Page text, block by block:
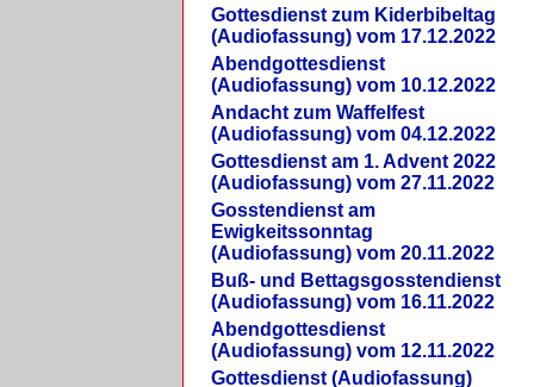
Gottesdienst zum Kiderbibeltag
(Audiofassung) vom 17.12.2022
Abendgottesdienst
(Audiofassung) vom 10.12.2022
Andacht zum Waffelfest
(Audiofassung) vom 04.12.2022
Gottesdienst am 1. Advent 2022
(Audiofassung) vom 27.11.2022
Gosstendienst am
Ewigkeitssonntag
(Audiofassung) vom 20.11.2022
Buß- und Bettagsgosstendienst
(Audiofassung) vom 16.11.2022
Abendgottesdienst
(Audiofassung) vom 12.11.2022
Gottesdienst (Audiofassung)